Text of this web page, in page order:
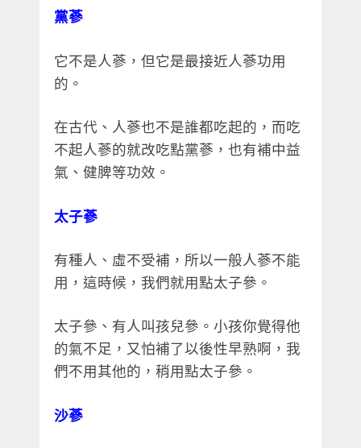
黨蔘
它不是人蔘，但它是最接近人蔘功用
的。
在古代、人蔘也不是誰都吃起的，而吃
不起人蔘的就改吃點黨蔘，也有補中益
氣、健脾等功效。
太子蔘
有種人、虛不受補，所以一般人蔘不能
用，這時候，我們就用點太子參。
太子參、有人叫孩兒參。小孩你覺得他
的氣不足，又怕補了以後性早熟啊，我
們不用其他的，稍用點太子參。
沙蔘